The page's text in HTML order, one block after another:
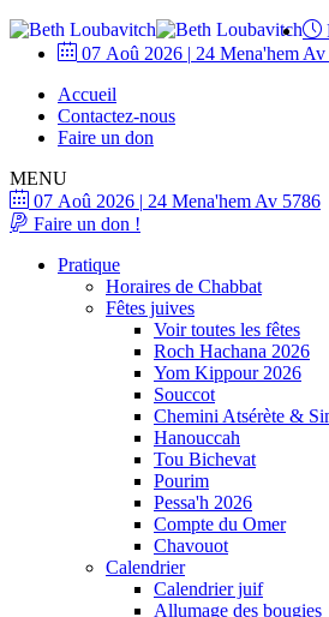
07 Aoû 2026 | 24 Mena'hem
Accueil
Contactez-nous
Faire un don
MENU
07 Aoû 2026 | 24 Mena'hem Av 5786
Faire un don !
Pratique
Horaires de Chabbat
Fêtes juives
Voir toutes les fêtes
Roch Hachana 2026
Yom Kippour 2026
Souccot
Chemini Atsérète &
Hanouccah
Tou Bichevat
Pourim
Pessa'h 2026
Compte du Omer
Chavouot
Calendrier
Calendrier juif
Allumage des bougies